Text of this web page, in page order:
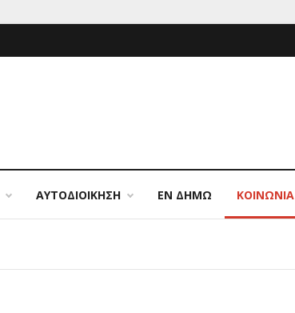
ΑΥΤΟΔΙΟΙΚΗΣΗ ΕΝ ΔΗΜΩ ΚΟΙΝΩΝΙΑ